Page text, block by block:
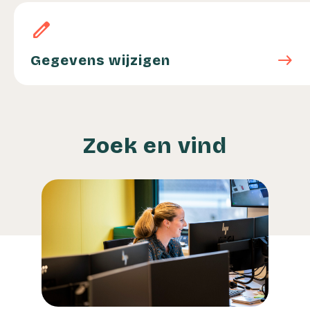
edit
Gegevens wijzigen east
Zoek en vind